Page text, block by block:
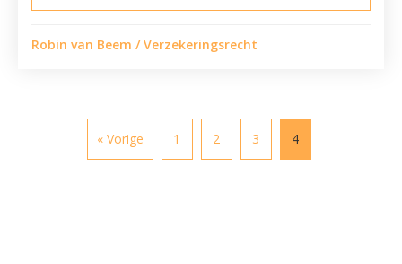
Robin van Beem /Verzekeringsrecht
« Vorige 1 2 3 4